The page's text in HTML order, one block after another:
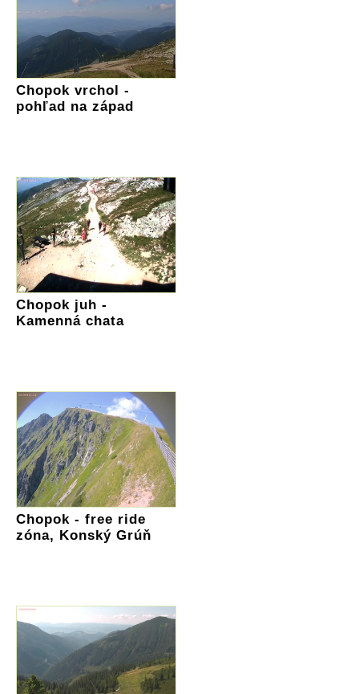
Chopok vrchol -
pohľad na západ
Chopok juh -
Kamenná chata
Chopok - free ride
zóna, Konský Grúň